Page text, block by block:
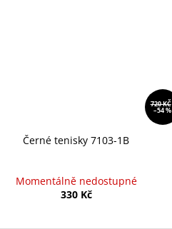
720 KČ
–54 %
Černé tenisky 7103-1B
Momentálně nedostupné
330 Kč